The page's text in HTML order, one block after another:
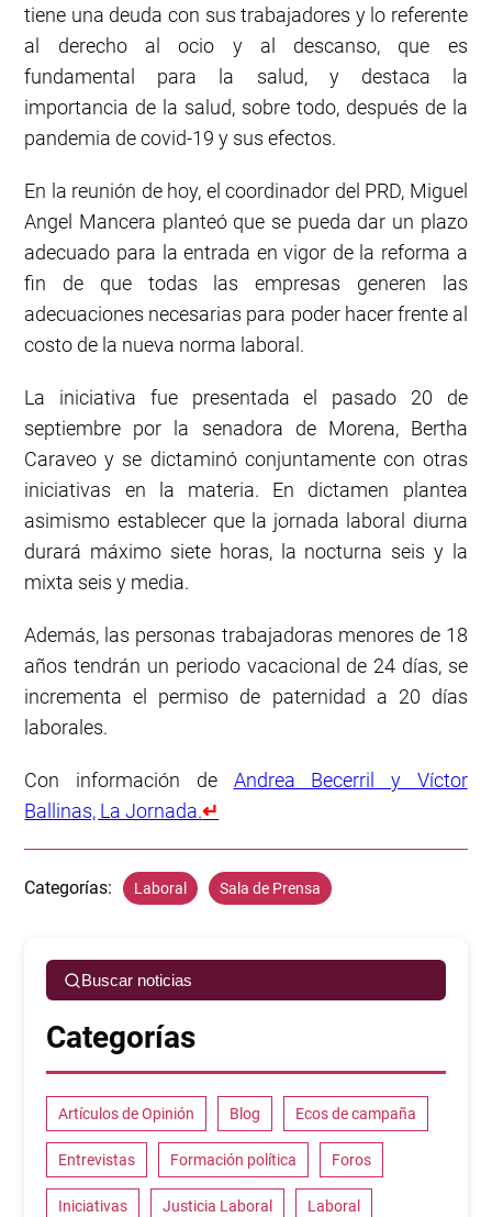
tiene una deuda con sus trabajadores y lo referente
al derecho al ocio y al descanso, que es
fundamental para la salud, y destaca la
importancia de la salud, sobre todo, después de la
pandemia de covid-19 y sus efectos.
En la reunión de hoy, el coordinador del PRD, Miguel
Angel Mancera planteó que se pueda dar un plazo
adecuado para la entrada en vigor de la reforma a
fin de que todas las empresas generen las
adecuaciones necesarias para poder hacer frente al
costo de la nueva norma laboral.
La iniciativa fue presentada el pasado 20 de
septiembre por la senadora de Morena, Bertha
Caraveo y se dictaminó conjuntamente con otras
iniciativas en la materia. En dictamen plantea
asimismo establecer que la jornada laboral diurna
durará máximo siete horas, la nocturna seis y la
mixta seis y media.
Además, las personas trabajadoras menores de 18
años tendrán un periodo vacacional de 24 días, se
incrementa el permiso de paternidad a 20 días
laborales.
Con información de Andrea Becerril y Víctor
Ballinas, La Jornada.↵
Categorías: Laboral Sala de Prensa
Buscar noticias
Categorías
Artículos de Opinión Blog Ecos de campaña
Entrevistas Formación política Foros
Iniciativas Justicia Laboral Laboral